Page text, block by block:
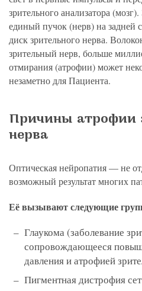
зрительного анализатора
единый пучок (нерв) на задней
диск зрительного нерва.
зрительный нерв, больше
отмирания (атрофии) может
незаметно для Пациента.
Причины атрофии
нерва
Оптическая нейропатия — не
возможный результат многих
Её вызывают следующие
Глаукома (заболевание
сопровождающееся
давления и атрофией
Пигментная дистрофия